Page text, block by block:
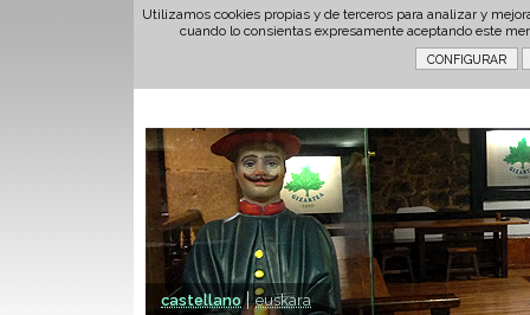
Utilizamos cookies propias y de terceros para analizar y
cuando lo consientas expresamente aceptando este
castellano euskara